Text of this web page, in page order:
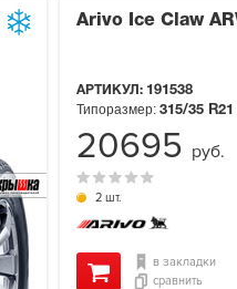
Arivo Ice Claw
АРТИКУЛ: 191538
2 шт.
Типоразмер: 315/35 R21
в закладки
сравнить
20695 руб.